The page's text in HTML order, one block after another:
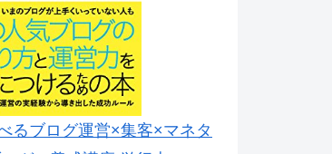
るブログ運営×集客×マネタ